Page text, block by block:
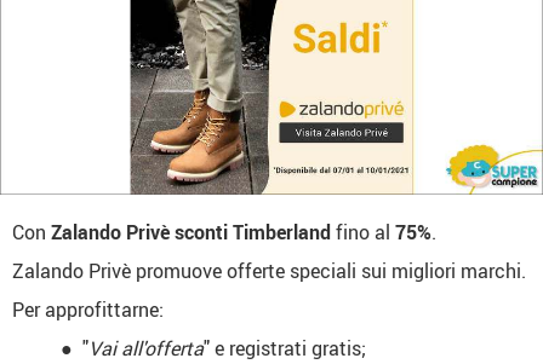
Con Zalando Privèsconti Timberlandfino al 75%.
Zalando Privè promuove offerte speciali sui migliori marchi.
Per approfittarne:
"Vai all'offerta" e registrati gratis;